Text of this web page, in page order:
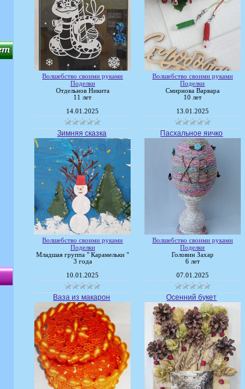
Волшебство своими руками
Поделки
Отдельнов Никита
11 лет
14.01.2025
Волшебство своими руками
Поделки
Смирнова Варвара
10 лет
13.01.2025
Зимняя сказка
Волшебство своими руками
Поделки
Младшая группа " Карамельки "
3 года
10.01.2025
Пасхальное яичко
Волшебство своими руками
Поделки
Головин Захар
6 лет
07.01.2025
Ваза из макарон Осенний букет